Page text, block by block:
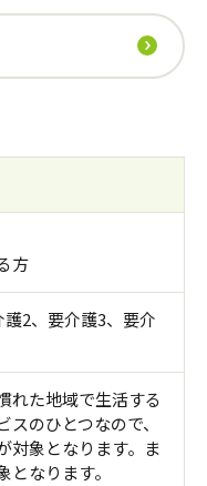
方
2、要介護3、要介
れた地域で生活する
のひとつなので、
対象となります。ま
なります。